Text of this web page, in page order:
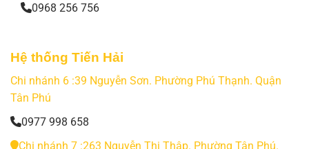
0968 256 756
Hệ thống Tiến Hải
Chi nhánh 6 :39 Nguyễn Sơn. Phường Phú Thạnh. Quận
Tân Phú
0977 998 658
Chi nhánh 7 :263 Nguyễn Thị Thập. Phường Tân Phú.